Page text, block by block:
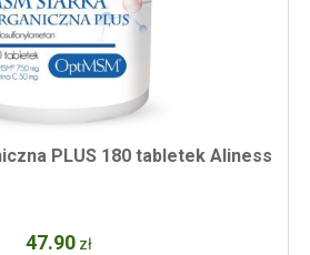
PLUS 180 tabletek Aliness
47.90 zł